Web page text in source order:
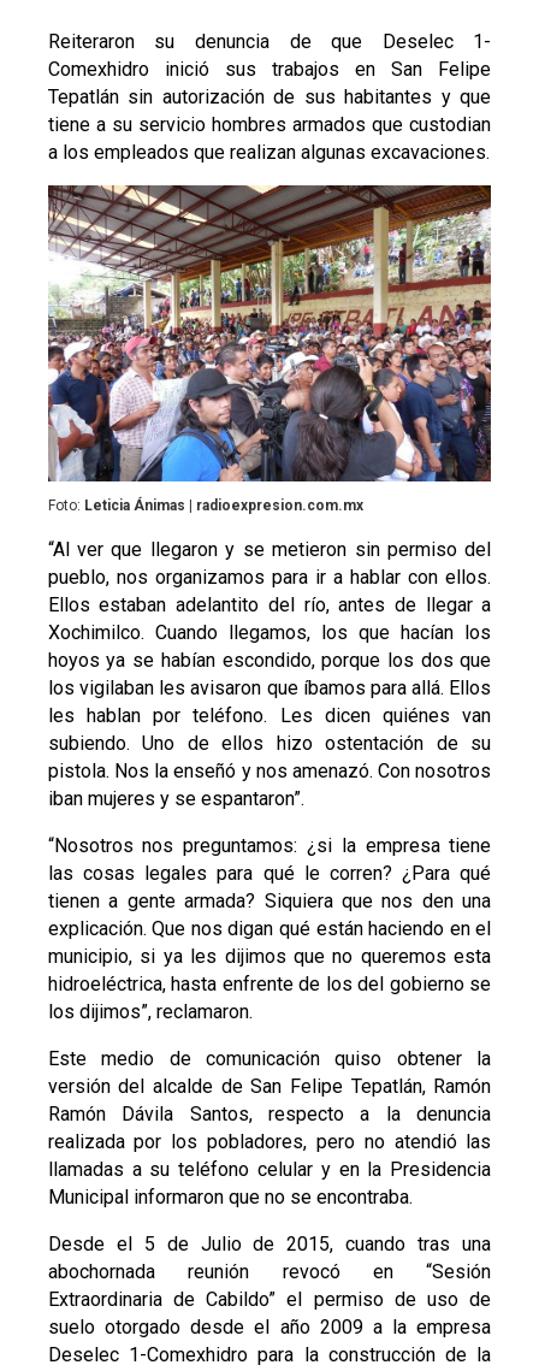
Reiteraron su denuncia de que Deselec 1-
Comexhidro inició sus trabajos en San Felipe
Tepatlán sin autorización de sus habitantes y que
tiene a su servicio hombres armados que custodian
a los empleados que realizan algunas excavaciones.
Foto: Leticia Ánimas | radioexpresion.com.mx
“Al ver que llegaron y se metieron sin permiso del
pueblo, nos organizamos para ir a hablar con ellos.
Ellos estaban adelantito del río, antes de llegar a
Xochimilco. Cuando llegamos, los que hacían los
hoyos ya se habían escondido, porque los dos que
los vigilaban les avisaron que íbamos para allá. Ellos
les hablan por teléfono. Les dicen quiénes van
subiendo. Uno de ellos hizo ostentación de su
pistola. Nos la enseñó y nos amenazó. Con nosotros
iban mujeres y se espantaron”.
“Nosotros nos preguntamos: ¿si la empresa tiene
las cosas legales para qué le corren? ¿Para qué
tienen a gente armada? Siquiera que nos den una
explicación. Que nos digan qué están haciendo en el
municipio, si ya les dijimos que no queremos esta
hidroeléctrica, hasta enfrente de los del gobierno se
los dijimos”, reclamaron.
Este medio de comunicación quiso obtener la
versión del alcalde de San Felipe Tepatlán, Ramón
Ramón Dávila Santos, respecto a la denuncia
realizada por los pobladores, pero no atendió las
llamadas a su teléfono celular y en la Presidencia
Municipal informaron que no se encontraba.
Desde el 5 de Julio de 2015, cuando tras una
abochornada reunión revocó en “Sesión
Extraordinaria de Cabildo” el permiso de uso de
suelo otorgado desde el año 2009 a la empresa
Deselec 1-Comexhidro para la construcción de la